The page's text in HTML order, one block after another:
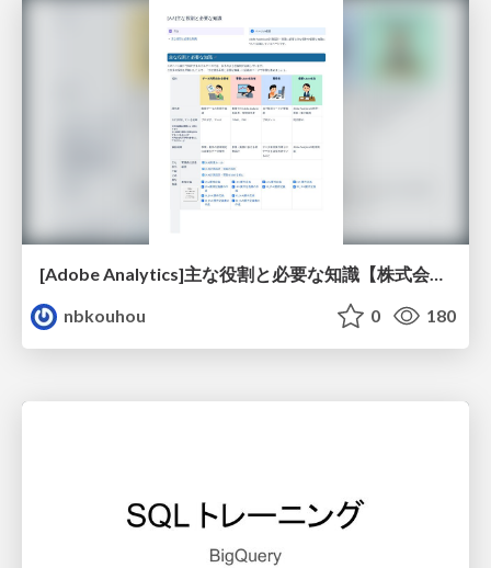
[Adobe Analytics]主な役割と必要な知識【株式会社ニジボックス】
nbkouhou
0 180